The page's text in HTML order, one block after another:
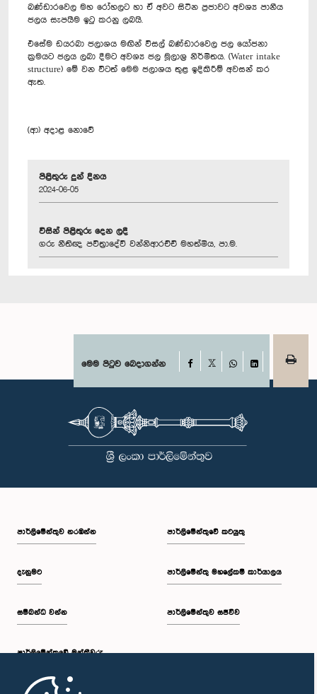
බණ්ඩාරවෙල මහ රෝහලට හා ඒ අවට සිටින ප්‍රජාවට අවශ්‍ය පානීය
ජලය සැපයීම ඉටු කරනු ලබයි.
එසේම ඩයරබා ජලාශය මඟින් විසල් බණ්ඩාරවෙල ජල යෝජනා
ක්‍රමයට ජලය ලබා දීමට අවශ්‍ය ජල මූලාශ්‍ර නිර්මිතය. (Water intake
structure) මේ වන විටත් මෙම ජලාශය තුළ ඉදිකිරීම් අවසන් කර
ඇත.
(ආ) අදාළ නොවේ
පිළිතුරු දුන් දිනය
2024-06-05
විසින් පිළිතුරු දෙන ලදී
ගරු නීතිඥ පවිත්‍රාදේවී වන්නිආරච්චි මහත්මිය, පා.ම.
මෙම පිටුව බෙදාගන්න Facebook
WhatsAppLinkedIn
පාර්ලි‌මේන්තුව නරඹන්න
දැනුමට
සම්බන්ධ වන්න
පාර්ලි‌මේන්තුවේ මන්ත්‍රීවරු
පාර්ලිමේන්තුවේ කටයුතු
පාර්ලිමේන්තු මහලේකම් කාර්යාලය
පාර්ලිමේන්තුව සජීවීව